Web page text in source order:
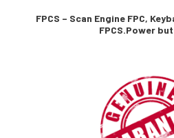
FPCS – Scan Engine FPC,
FPCS.Power